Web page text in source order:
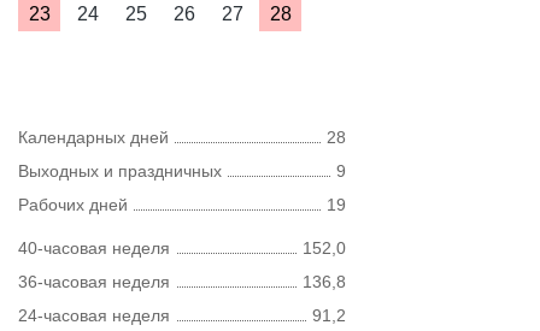
23
24 25 26 27 28
Календарных дней
28
Выходных и праздничных
9
Рабочих дней
19
40-часовая неделя
152,0
36-часовая неделя
136,8
24-часовая неделя
91,2